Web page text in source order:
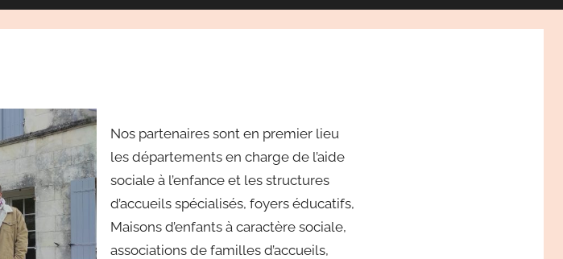
Nos partenaires sont en premier lieu
les départements en charge de l’aide
sociale à l’enfance et les structures
d’accueils spécialisés, foyers éducatifs,
Maisons d’enfants à caractère sociale,
associations de familles d’accueils,